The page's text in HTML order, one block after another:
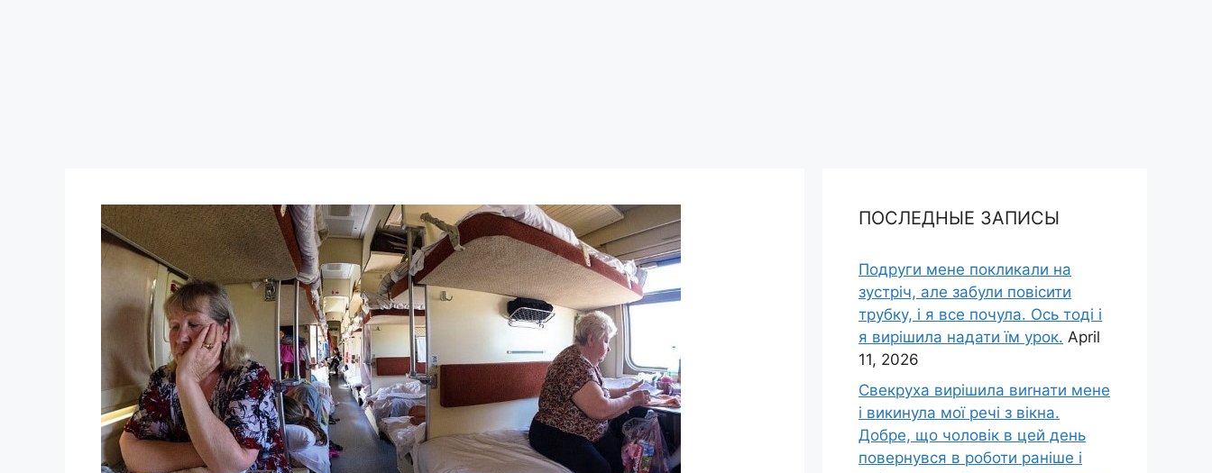
ПОСЛЕДНЫЕ ЗАПИСЫ
Подруги мене покликали на
зустріч, але забули повісити
трубку, і я все почула. Ось тоді і
я вирішила надати їм урок. April
11, 2026
Свекруха вирішила виrнати мене
і викинула мої речі з вікна.
Добре, що чоловік в цей день
повернувся в роботи раніше і